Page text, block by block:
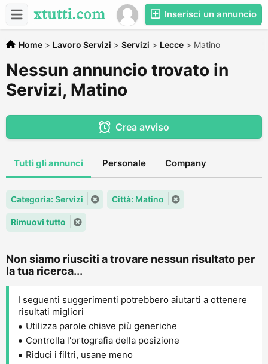
Inserisci un annuncio
Home > Lavoro Servizi > Servizi > Lecce > Matino
Nessun annuncio trovato in
Servizi, Matino
Crea avviso
Tutti gli annunci Personale Company
Categoria: Servizi Città: Matino
Rimuovi tutto
Non siamo riusciti a trovare nessun risultato per
la tua ricerca...
I seguenti suggerimenti potrebbero aiutarti a ottenere
risultati migliori
Utilizza parole chiave più generiche
Controlla l'ortografia della posizione
Riduci i filtri, usane meno